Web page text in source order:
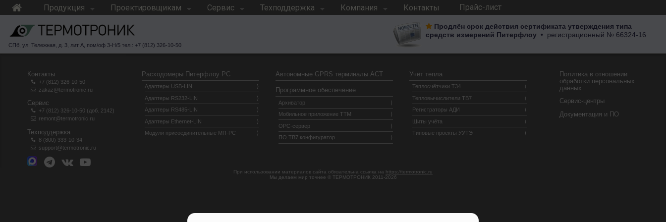
Продукция Проектировщикам Сервис Техподдержка Компания Контакты Прайс-лист
СПб, ул. Тележная, д. 3, лит А, пом/оф 3-Н/5 тел.: +7 (812) 326-10-50
Продлён срок действия сертификата утверждения типа
средств измерений Питерфлоу • регистрационный № 66324-16
Контакты
+7 (812) 326-10-50
zakaz@termotronic.ru
Сервис
+7 (812) 326-10-50 (доб. 2142)
remont@termotronic.ru
Техподдержка
8 (800) 333-10-34
support@termotronic.ru
Расходомеры Питерфлоу РС
Адаптеры USB-LIN
Адаптеры RS232-LIN
Адаптеры RS485-LIN
Адаптеры Ethernet-LIN
Модули присоединительные МП-РС
Автономные GPRS терминалы АСТ
Программное обеспечение
Архиватор
Мобильное приложение ТТМ
OPC-сервер
ПО ТВ7 конфигуратор
Учёт тепла
Теплосчётчики Т34
Тепловычислители ТВ7
Регистраторы АДИ
Щиты учёта
Типовые проекты УУТЭ
Политика в отношении
обработки персональных
данных
Сервис-центры
Документация и ПО
При использовании материалов сайта обязательна ссылка на https://termotronic.ru
Мы делаем мир точнее © ТЕРМОТРОНИК 2011-2026